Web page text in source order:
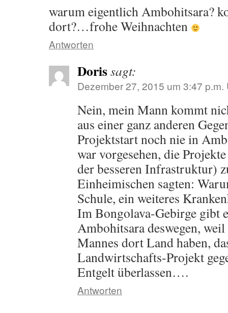
warum eigentlich Ambohitsara?
dort?…frohe Weihnachten
Antworten
Dorissagt:
Dezember 27, 2015 um 3:47 p.m.
Nein, mein Mann kommt
aus einer ganz anderen
Projektstart noch nie in
war vorgesehen, die
der besseren Infrastruktur)
Einheimischen sagten:
Schule, ein weiteres
Im Bongolava-Gebirge gibt
Ambohitsara deswegen,
Mannes dort Land haben,
Landwirtschafts-Projekt
Entgelt überlassen….
Antworten